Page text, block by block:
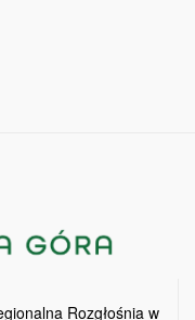
Rozgłośnia w